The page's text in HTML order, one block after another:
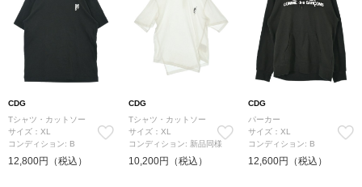
CDG
Tシャツ・カットソー
サイズ：XL
コンディション: B
12,800円（税込）
CDG
Tシャツ・カットソー
サイズ：XL
コンディション: 新品同様
10,200円（税込）
CDG
パーカー
サイズ：XL
コンディション: B
12,600円（税込）